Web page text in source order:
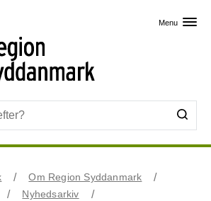
Menu
Om Region Syddanmark
Nyhedsarkiv